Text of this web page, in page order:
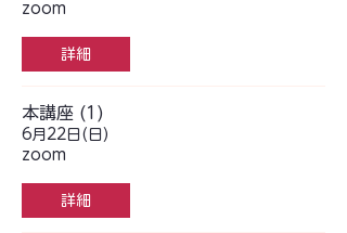
zoom
詳細
本講座 (1)
6月22日(日)
zoom
詳細